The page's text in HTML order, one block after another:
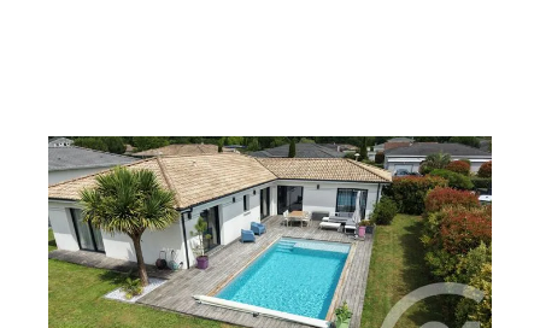
ST AUBIN DE MEDOC 33
133,73 m2, 6 pièces
Ref : 8114
Maison à vendre
599 000 €